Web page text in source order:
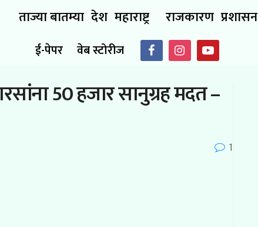
ताज्या बातम्या देश महाराष्ट्र राजकारण प्रशासन
ई-पेपर वेब स्टोरीज
50 हजार सानुग्रह मदत –
1